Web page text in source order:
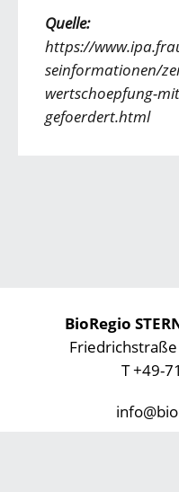
Quelle:
https://
seinformationen/
wertschoepfung-
gefoerdert.html
BioRegio
T +49-